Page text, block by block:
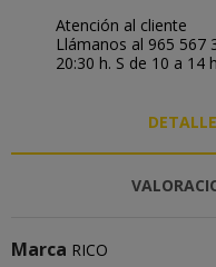
Atención al cliente
Llámanos al 965 567
20:30 h. S de 10 a 14
Marca RICO